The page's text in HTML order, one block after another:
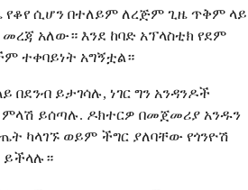
የቆየ ሲሆን በተለይም ለረጅም ጊዜ ጥቅም ላይ
አለው። እንደ ከባድ አፕላስቲክ የደም
ተቀባይነት አግኝቷል።
ይታገሳሉ, ነገር ግን አንዳንዶች
ምላሽ ይሰጣሉ. ዶክተርዎ በመጀመሪያ አንዱን
ካላገኙ ወይም ችግር ያለባቸው የጎንዮሽ